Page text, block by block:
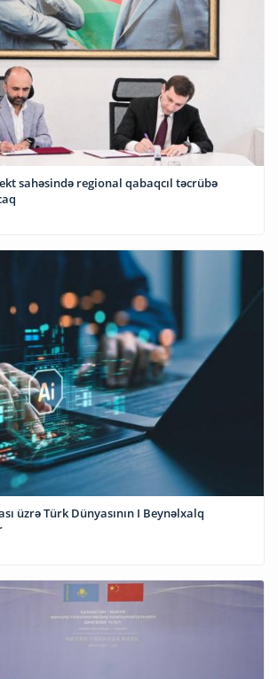
sahəsində regional qabaqcıl təcrübə
üzrə Türk Dünyasının I Beynəlxalq